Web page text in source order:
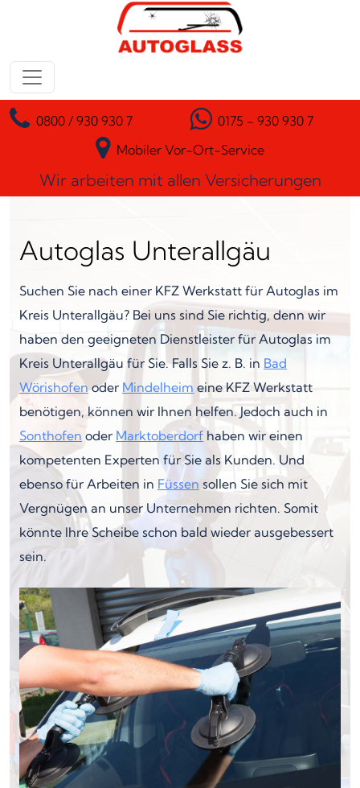
Zum Inhalt springen
Hauptnavigation
0800 / 930 930 7
0175 - 930 930 7
Mobiler Vor-Ort-Service
Wir arbeiten mit allen Versicherungen
Autoglas Unterallgäu
Suchen Sie nach einer KFZ Werkstatt für Autoglas im
Kreis Unterallgäu? Bei uns sind Sie richtig, denn wir
haben den geeigneten Dienstleister für Autoglas im
Kreis Unterallgäu für Sie. Falls Sie z. B. in Bad
Wörishofenoder Mindelheim eine KFZ Werkstatt
benötigen, können wir Ihnen helfen. Jedoch auch in
Sonthofen oder Marktoberdorf haben wir einen
kompetenten Experten für Sie als Kunden. Und
ebenso für Arbeiten in Füssen sollen Sie sich mit
Vergnügen an unser Unternehmen richten. Somit
könnte Ihre Scheibe schon bald wieder ausgebessert
sein.